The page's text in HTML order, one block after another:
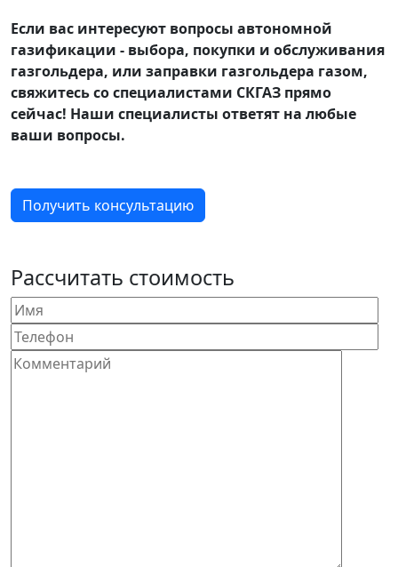
Если вас интересуют вопросы автономной
газификации - выбора, покупки и обслуживания
газгольдера, или заправки газгольдера газом,
свяжитесь со специалистами СКГАЗ прямо
сейчас! Наши специалисты ответят на любые
ваши вопросы.
Получить консультацию
Рассчитать стоимость